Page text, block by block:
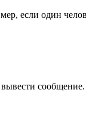
если один